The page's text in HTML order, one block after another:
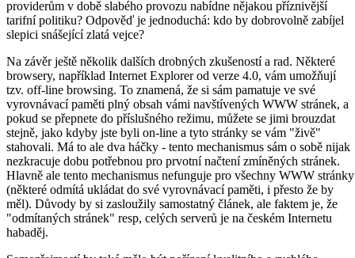
providerům v době slabého provozu nabídne nějakou příznivější
tarifní politiku? Odpověď je jednoduchá: kdo by dobrovolně zabíjel
slepici snášející zlatá vejce?
Na závěr ještě několik dalších drobných zkušeností a rad. Některé
browsery, například Internet Explorer od verze 4.0, vám umožňují
tzv. off-line browsing. To znamená, že si sám pamatuje ve své
vyrovnávací paměti plný obsah vámi navštívených WWW stránek, a
pokud se přepnete do příslušného režimu, můžete se jimi brouzdat
stejně, jako kdyby jste byli on-line a tyto stránky se vám "živě"
stahovali. Má to ale dva háčky - tento mechanismus sám o sobě nijak
nezkracuje dobu potřebnou pro prvotní načtení zmíněných stránek.
Hlavně ale tento mechanismus nefunguje pro všechny WWW stránky
(některé odmítá ukládat do své vyrovnávací paměti, i přesto že by
měl). Důvody by si zasloužily samostatný článek, ale faktem je, že
"odmítaných stránek" resp, celých serverů je na českém Internetu
habaděj.